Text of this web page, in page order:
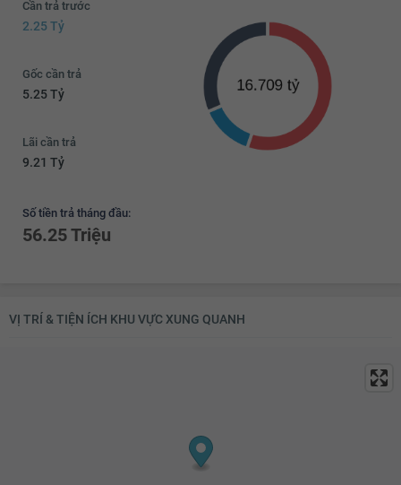
Cần trả trước
2.25 Tỷ
Gốc cần trả
5.25 Tỷ
Lãi cần trả
9.21 Tỷ
Số tiền trả tháng đầu:
56.25 Triệu
VỊ TRÍ & TIỆN ÍCH KHU VỰC XUNG QUANH